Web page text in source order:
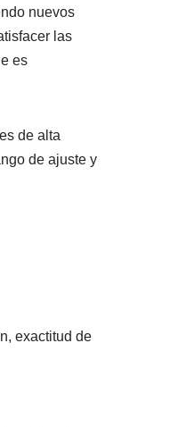
nuevos
las
es
de alta
de ajuste y
exactitud de